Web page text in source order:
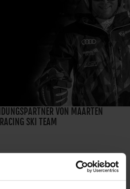
VON MAARTEN
SKI TEAM